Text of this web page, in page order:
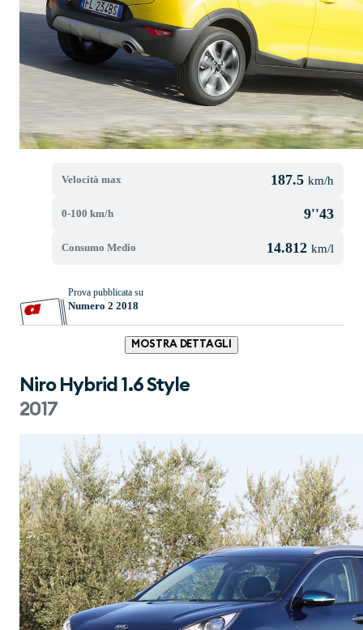
Velocità max 187.5 km/h
0-100 km/h 9''43
Consumo Medio 14.812 km/l
Prova pubblicata su
Numero 2 2018
MOSTRA DETTAGLI
Niro Hybrid 1.6 Style
2017